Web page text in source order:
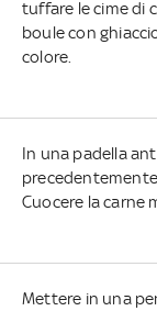
tuffare le cime di
boule con
colore.
In una padella
Cuocere la carne
Mettere in una